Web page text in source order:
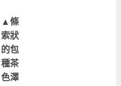
▲條
索狀
的包
種茶
色澤